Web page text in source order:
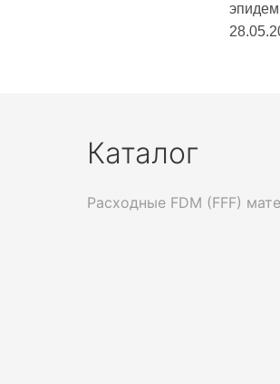
Каталог
Расходные FDM (FFF)